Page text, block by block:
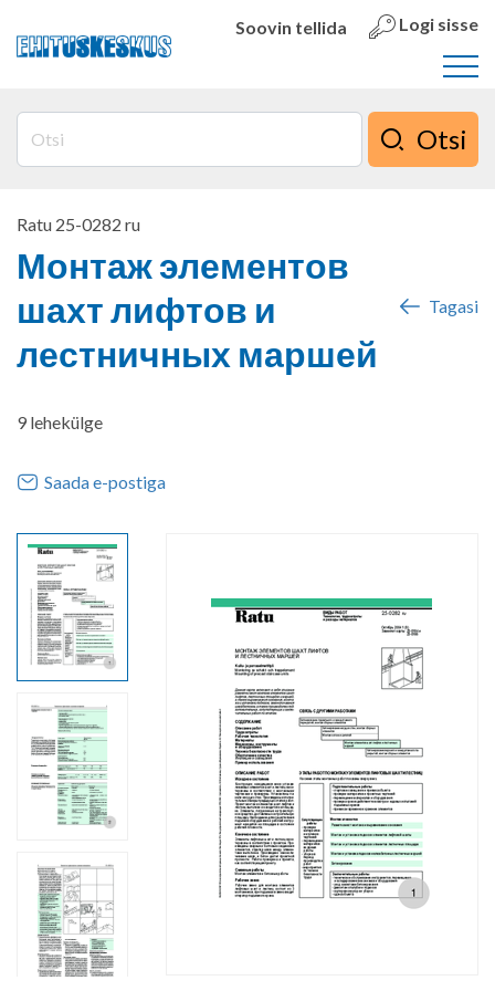
Soovin tellida Logi sisse
Otsi
Ratu 25-0282 ru
Монтаж элементов
шахт лифтов и
лестничных маршей
Tagasi
9 lehekülge
Saada e-postiga